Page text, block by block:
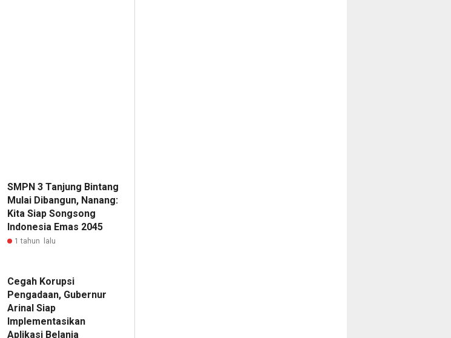
SMPN 3 Tanjung Bintang
Mulai Dibangun, Nanang:
Kita Siap Songsong
Indonesia Emas 2045
1 tahun lalu
Cegah Korupsi
Pengadaan, Gubernur
Arinal Siap
Implementasikan
Aplikasi Belanja